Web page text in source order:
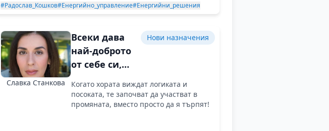
#Радослав_Кошков#Енергийно_управление#Енергийни_решения
Славка Станкова
Всеки дава
най-доброто
от себе си,
че работата
има смисъл
Нови назначения
Когато хората виждат логиката и
посоката, те започват да участват в
промяната, вместо просто да я търпят!